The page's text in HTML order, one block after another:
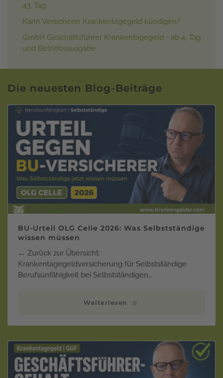
43. Tag
Kann Versicherer Krankentagegeld kündigen?
GmbH Geschäftsführer Krankentagegeld - ab 4. Tag
und Betriebsausgabe
Die neuesten Blog-Beiträge
BU-Urteil OLG Celle 2026: Was Selbstständige
wissen müssen
← Zurück zur Übersicht:
Krankentagegeldversicherung für Selbstständige
Berufsunfähigkeit bei Selbstständigen…
Weiterlesen